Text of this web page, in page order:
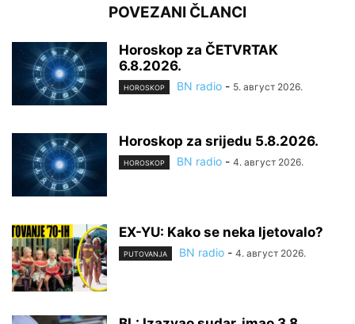
POVEZANI ČLANCI
Horoskop za ČETVRTAK
6.8.2026.
HOROSKOP BN radio - 5. август 2026.
Horoskop za srijedu 5.8.2026.
HOROSKOP BN radio - 4. август 2026.
EX-YU: Kako se neka ljetovalo?
PUTOVANJA BN radio - 4. август 2026.